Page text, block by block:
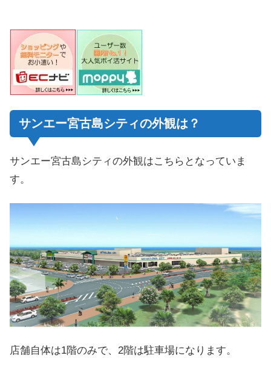
サンエー宮古島シティの外観は？
サンエー宮古島シティの外観はこちらとなっていま
す。
店舗自体は1階のみで、2階は駐車場になります。